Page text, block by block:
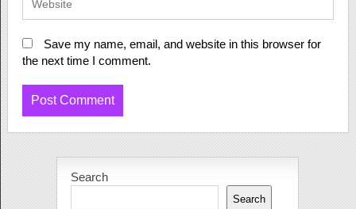
Save my name, email, and website in this browser for
the next time I comment.
Search
Search